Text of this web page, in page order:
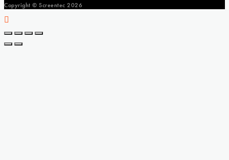
Copyright © Screentec 2026